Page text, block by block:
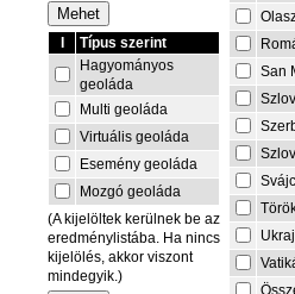
I
Típus szerint
Hagyományos
geoláda
Multi geoláda
Virtuális geoláda
Esemény geoláda
Mozgó geoláda
(A kijelöltek kerülnek be az
eredménylistába. Ha nincs
kijelölés, akkor viszont
mindegyik.)
San